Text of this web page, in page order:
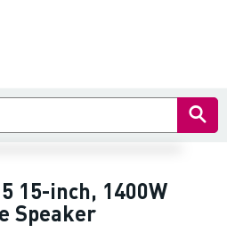
15-inch, 1400W
Speaker